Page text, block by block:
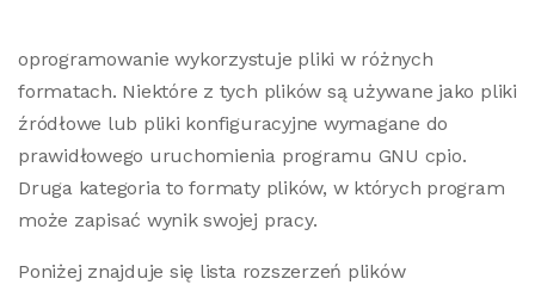
oprogramowanie wykorzystuje pliki w różnych
formatach. Niektóre z tych plików są używane jako pliki
źródłowe lub pliki konfiguracyjne wymagane do
prawidłowego uruchomienia programu GNU cpio.
Druga kategoria to formaty plików, w których program
może zapisać wynik swojej pracy.
Poniżej znajduje się lista rozszerzeń plików